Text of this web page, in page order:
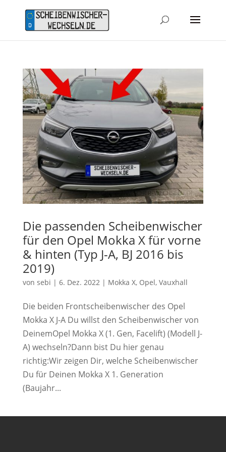
Die passenden Scheibenwischer
für den Opel Mokka X für vorne
& hinten (Typ J-A, BJ 2016 bis
2019)
von sebi | 6. Dez. 2022| Mokka X, Opel, Vauxhall
Die beiden Frontscheibenwischer des Opel
Mokka X J-A Du willst den Scheibenwischer von
DeinemOpel Mokka X (1. Gen, Facelift) (Modell J-
A) wechseln?Dann bist Du hier genau
richtig:Wir zeigen Dir, welche Scheibenwischer
Du für Deinen Mokka X 1. Generation
(Baujahr...